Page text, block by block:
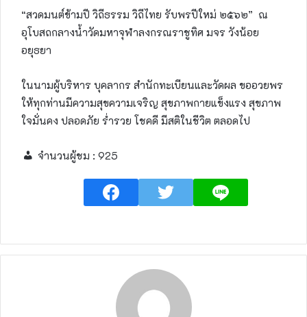
“สวดมนต์ข้ามปี วิถีธรรม วิถีไทย รับพรปีใหม่ ๒๕๖๒” ณ​
อุโบสถ​กลางน้ำวัดมหาจุฬาลงกรณ​ราชูทิศ​ มจร​ วังน้อย​
อยุธยา
ในนามผู้บริหาร​ บุคลากร​ ​สำนัก​ทะเบียน​และวัดผล​ ขออวยพร
ให้ทุกท่านมีความสุขความเจริญ​ สุขภาพ​กายแข็งแรง​ สุขภาพ
ใจมั่นคง​ ปลอดภัย​ ร่ำรวย​ โชคดี​ มีสติในชีวิต​ ตลอดไป
จำนวนผู้ชม : 925